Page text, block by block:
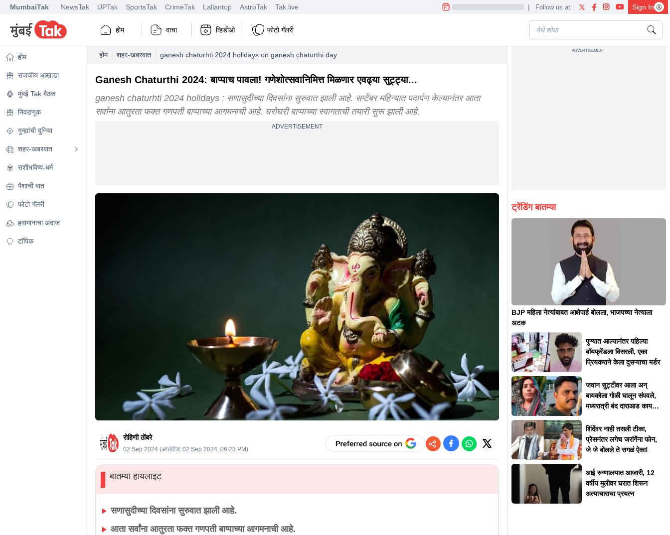
MumbaiTak NewsTak UPTak SportsTak CrimeTak Lallantop AstroTak Tak.live | Follow us at: Sign In
होम वाचा व्हिडीओ फोटो गॅलरी
होम
राजकीय आखाडा
मुंबई Tak बैठक
निवडणूक
गुन्ह्यांची दुनिया
शहर-खबरबात
राशीभविष्य-धर्म
पैशाची बात
फोटो गॅलरी
हवामानाचा अंदाज
टॉपिक
होम शहर-खबरबात ganesh chaturhti 2024 holidays on ganesh chaturthi day
Ganesh Chaturthi 2024: बाप्पाच पावला! गणेशोत्सवानिमित्त मिळणार एवढ्या सुट्ट्या...
ganesh chaturhti 2024 holidays : सणासुदीच्या दिवसांना सुरुवात झाली आहे. सप्टेंबर महिन्यात पदार्पण केल्यानंतर आता
सर्वांना आतुरता फक्त गणपती बाप्पाच्या आगमनाची आहे. घरोघरी बाप्पाच्या स्वागताची तयारी सुरू झाली आहे.
ADVERTISEMENT
रोहिणी ठोंबरे
02 Sep 2024(अपडेटेड: 02 Sep 2024, 06:23 PM)
▌बातम्या हायलाइट
सणासुदीच्या दिवसांना सुरुवात झाली आहे.
आता सर्वांना आतुरता फक्त गणपती बाप्पाच्या आगमनाची आहे.
ADVERTISEMENT
ट्रेंडिंग बातम्या
BJP महिला नेत्यांबाबत आक्षेपार्ह बोलला, भाजपच्या नेत्याला
अटक
पुण्यात आल्यानंतर पहिल्या
बॉयफ्रेंडला विसरली, एका
प्रियकराने केला दुसऱ्याचा मर्डर
जवान सुट्टीवर आला अन्
बायकोला गोळी घालून संपवले,
मध्यरात्री बंद दाराआड काय
शिंदेंवर नाही तसली टीका,
प्रेसनंतर लगेच जरांगेंना फोन,
जे जे बोलले ते सगळं ऐका!
आई रुग्णालयात आजारी, 12
वर्षीय मुलीवर घरात शिरून
अत्याचाराचा प्रयत्न